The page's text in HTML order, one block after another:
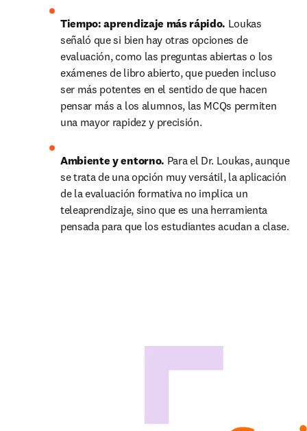
Tiempo: aprendizaje más rápido. Loukas
señaló que si bien hay otras opciones de
evaluación, como las preguntas abiertas o los
exámenes de libro abierto, que pueden incluso
ser más potentes en el sentido de que hacen
pensar más a los alumnos, las MCQs permiten
una mayor rapidez y precisión.
Ambiente y entorno. Para el Dr. Loukas, aunque
se trata de una opción muy versátil, la aplicación
de la evaluación formativa no implica un
teleaprendizaje, sino que es una herramienta
pensada para que los estudiantes acudan a clase.